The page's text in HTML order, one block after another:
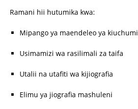
Ramani hii hutumika kwa:
Mipango ya maendeleo ya kiuchumi
Usimamizi wa rasilimali za taifa
Utalii na utafiti wa kijiografia
Elimu ya jiografia mashuleni